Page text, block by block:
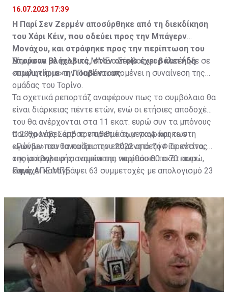
16.07.2023 17:39
Η Παρί Σεν Ζερμέν αποσύρθηκε από τη διεκδίκηση
του Χάρι Κέιν, που οδεύει προς την Μπάγερν
Μονάχου, και στράφηκε προς την περίπτωση του
Ντούσαν Βλάχοβιτς, στον οποίο έχει βάλει ήδη
«πωλητήριο» η Γιουβέντους.
Σύμφωνα με γαλλικά ΜΜΕ ο Σέρβος φορ κατέληξε σε
συμφωνία με την Παρί και απομένει η συναίνεση της
ομάδας του Τορίνο.
Τα σχετικά ρεπορτάζ αναφέρουν πως το συμβόλαιο θα
είναι διάρκειας πέντε ετών, ενώ οι ετήσιες αποδοχές
του θα ανέρχονται στα 11 εκατ. ευρώ συν τα μπόνους
που θα λάβει από τον αριθμό των γκολ και των
αγώνων που θα παίξει την επόμενη σεζόν. Το κόστος
της μεταγραφής αναμένεται να φθάσει τα 70 εκατ.
ευρώ.
Ο 23χρονος Σέρβος επιθετικός μεταγράφηκε στη
«Γιούβε» τον Ιανουάριο του 2022 από τη Φιορεντίνα, η
οποία έβαλε στα ταμεία της περίπου 80 εκατ. ευρώ,
και έχει καταγράψει 63 συμμετοχές με απολογισμό 23
Πηγή: ΑΠΕ ΜΠΕ